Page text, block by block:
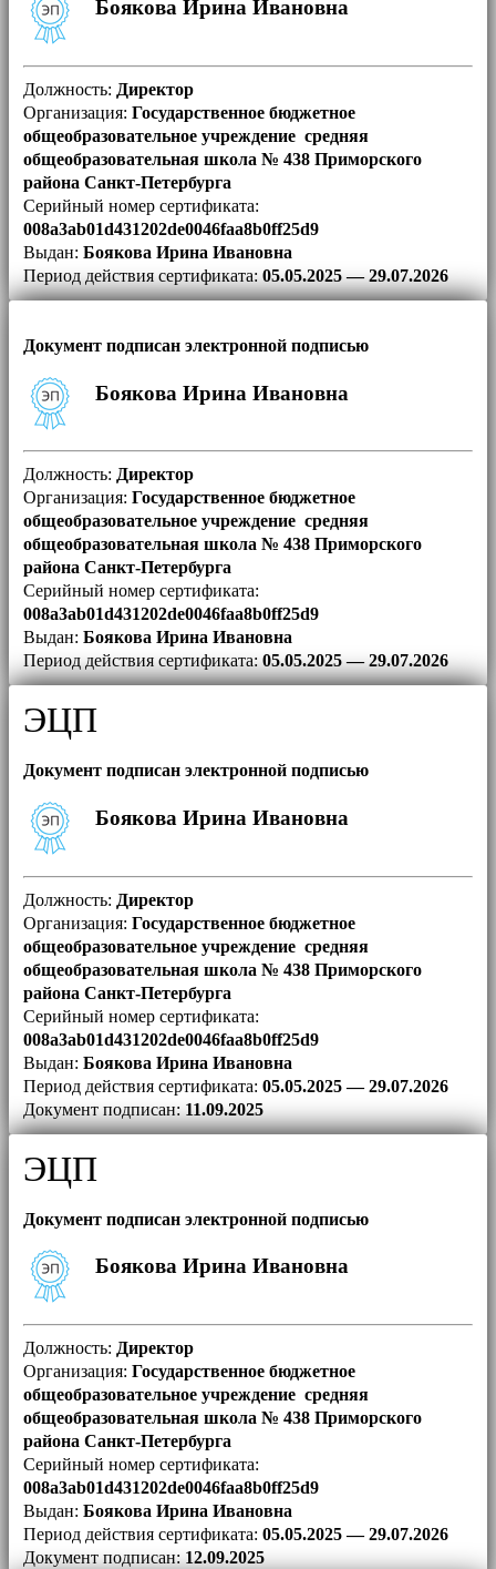
Боякова Ирина Ивановна
Должность: Директор
Организация: Государственное бюджетное
общеобразовательное учреждение средняя
общеобразовательная школа № 438 Приморского
района Санкт-Петербурга
Серийный номер сертификата:
008a3ab01d431202de0046faa8b0ff25d9
Выдан: Боякова Ирина Ивановна
Период действия сертификата: 05.05.2025 — 29.07.2026
Документ подписан электронной подписью
Боякова Ирина Ивановна
Должность: Директор
Организация: Государственное бюджетное
общеобразовательное учреждение средняя
общеобразовательная школа № 438 Приморского
района Санкт-Петербурга
Серийный номер сертификата:
008a3ab01d431202de0046faa8b0ff25d9
Выдан: Боякова Ирина Ивановна
Период действия сертификата: 05.05.2025 — 29.07.2026
ЭЦП
Документ подписан электронной подписью
Боякова Ирина Ивановна
Должность: Директор
Организация: Государственное бюджетное
общеобразовательное учреждение средняя
общеобразовательная школа № 438 Приморского
района Санкт-Петербурга
Серийный номер сертификата:
008a3ab01d431202de0046faa8b0ff25d9
Выдан: Боякова Ирина Ивановна
Период действия сертификата: 05.05.2025 — 29.07.2026
Документ подписан: 11.09.2025
ЭЦП
Документ подписан электронной подписью
Боякова Ирина Ивановна
Должность: Директор
Организация: Государственное бюджетное
общеобразовательное учреждение средняя
общеобразовательная школа № 438 Приморского
района Санкт-Петербурга
Серийный номер сертификата:
008a3ab01d431202de0046faa8b0ff25d9
Выдан: Боякова Ирина Ивановна
Период действия сертификата: 05.05.2025 — 29.07.2026
Документ подписан: 12.09.2025